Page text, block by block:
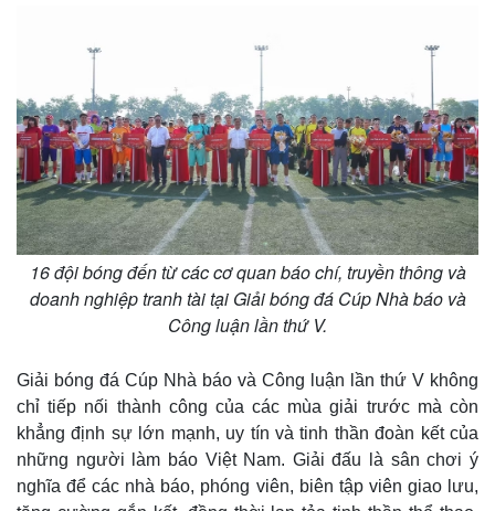
16 đội bóng đến từ các cơ quan báo chí, truyền thông và
doanh nghiệp tranh tài tại Giải bóng đá Cúp Nhà báo và
Công luận lần thứ V.
Giải bóng đá Cúp Nhà báo và Công luận lần thứ V không
chỉ tiếp nối thành công của các mùa giải trước mà còn
khẳng định sự lớn mạnh, uy tín và tinh thần đoàn kết của
những người làm báo Việt Nam. Giải đấu là sân chơi ý
nghĩa để các nhà báo, phóng viên, biên tập viên giao lưu,